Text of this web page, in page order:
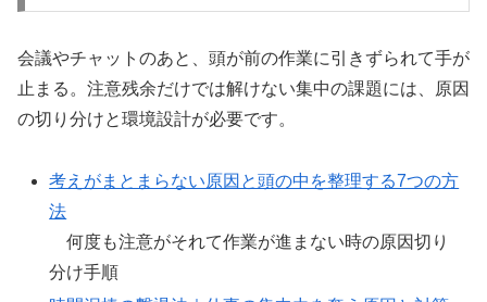
会議やチャットのあと、頭が前の作業に引きずられて手が
止まる。注意残余だけでは解けない集中の課題には、原因
の切り分けと環境設計が必要です。
考えがまとまらない原因と頭の中を整理する7つの方
法
何度も注意がそれて作業が進まない時の原因切り
分け手順